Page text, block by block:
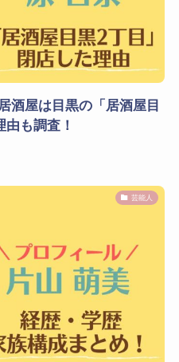
酒屋は目黒の「居酒屋目
も調査！
芸能人